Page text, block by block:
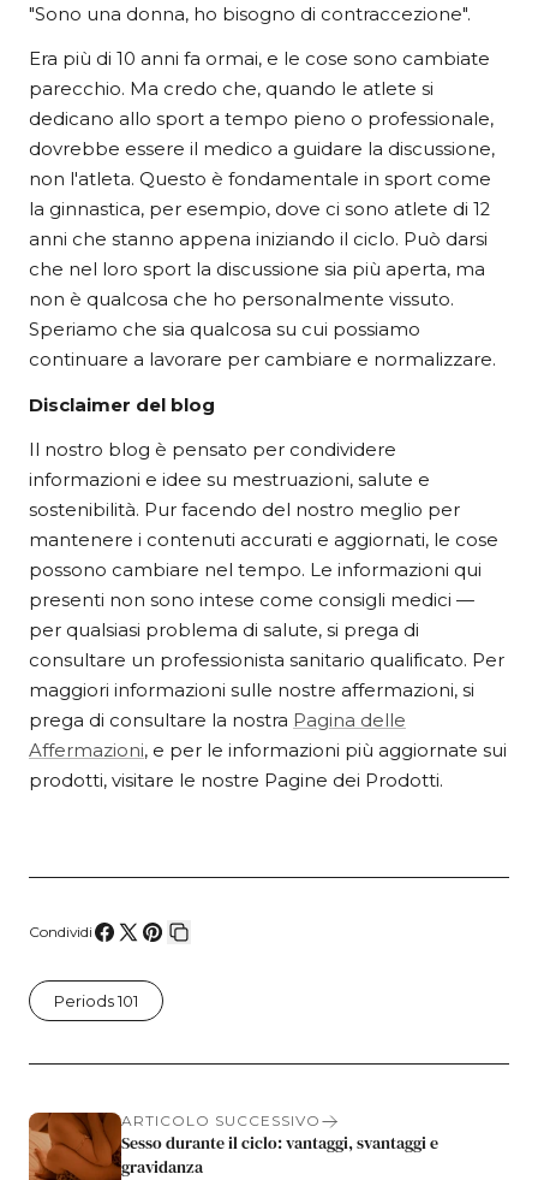
"Sono una donna, ho bisogno di contraccezione".
Era più di 10 anni fa ormai, e le cose sono cambiate
parecchio. Ma credo che, quando le atlete si
dedicano allo sport a tempo pieno o professionale,
dovrebbe essere il medico a guidare la discussione,
non l'atleta. Questo è fondamentale in sport come
la ginnastica, per esempio, dove ci sono atlete di 12
anni che stanno appena iniziando il ciclo. Può darsi
che nel loro sport la discussione sia più aperta, ma
non è qualcosa che ho personalmente vissuto.
Speriamo che sia qualcosa su cui possiamo
continuare a lavorare per cambiare e normalizzare.
Disclaimer del blog
Il nostro blog è pensato per condividere
informazioni e idee su mestruazioni, salute e
sostenibilità. Pur facendo del nostro meglio per
mantenere i contenuti accurati e aggiornati, le cose
possono cambiare nel tempo. Le informazioni qui
presenti non sono intese come consigli medici —
per qualsiasi problema di salute, si prega di
consultare un professionista sanitario qualificato. Per
maggiori informazioni sulle nostre affermazioni, si
prega di consultare la nostra Pagina delle
Affermazioni, e per le informazioni più aggiornate sui
prodotti, visitare le nostre Pagine dei Prodotti.
Condividi
su
Facebook
su
X
su
Pinterest
Periods 101
ARTICOLO SUCCESSIVO
Sesso durante il ciclo: vantaggi, svantaggi e
gravidanza